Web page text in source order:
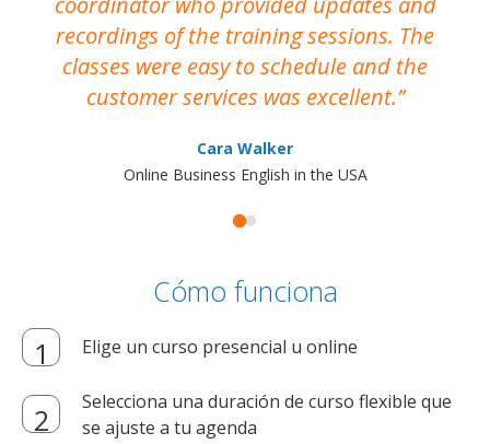
recordings of the training sessions. The
classes were easy to schedule and the
customer services was excellent.
Cara Walker
Online Business English in the USA
Cómo funciona
Elige un curso presencial u online
Selecciona una duración de curso flexible que
se ajuste a tu agenda